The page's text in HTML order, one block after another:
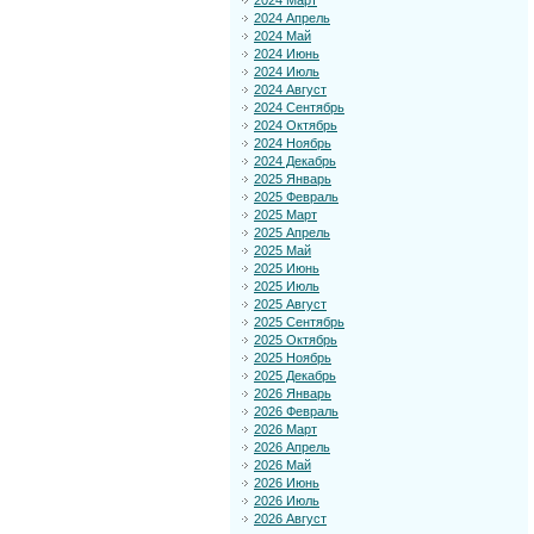
2024 Апрель
2024 Май
2024 Июнь
2024 Июль
2024 Август
2024 Сентябрь
2024 Октябрь
2024 Ноябрь
2024 Декабрь
2025 Январь
2025 Февраль
2025 Март
2025 Апрель
2025 Май
2025 Июнь
2025 Июль
2025 Август
2025 Сентябрь
2025 Октябрь
2025 Ноябрь
2025 Декабрь
2026 Январь
2026 Февраль
2026 Март
2026 Апрель
2026 Май
2026 Июнь
2026 Июль
2026 Август